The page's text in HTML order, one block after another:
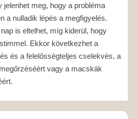
jelenhet meg, hogy a probléma
a nulladik lépés a megfigyelés.
is eltelhet, míg kiderül, hogy
Ekkor következhet a
és a felelősségteljes cselekvés, a
vagy a macskák